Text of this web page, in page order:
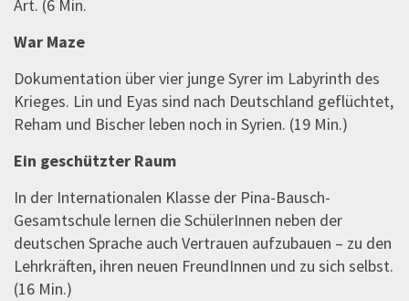
Art. (6 Min.
War Maze
Dokumentation über vier junge Syrer im Labyrinth des
Krieges. Lin und Eyas sind nach Deutschland geflüchtet,
Reham und Bischer leben noch in Syrien. (19 Min.)
Ein geschützter Raum
In der Internationalen Klasse der Pina-Bausch-
Gesamtschule lernen die SchülerInnen neben der
deutschen Sprache auch Vertrauen aufzubauen – zu den
Lehrkräften, ihren neuen FreundInnen und zu sich selbst.
(16 Min.)